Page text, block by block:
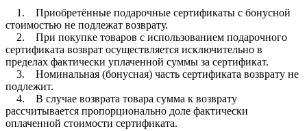
1. Приобретённые подарочные сертификаты с бонусной
стоимостью не подлежат возврату.
2. При покупке товаров с использованием подарочного
сертификата возврат осуществляется исключительно в
пределах фактически уплаченной суммы за сертификат.
3. Номинальная (бонусная) часть сертификата возврату не
подлежит.
4. В случае возврата товара сумма к возврату
рассчитывается пропорционально доле фактически
оплаченной стоимости сертификата.